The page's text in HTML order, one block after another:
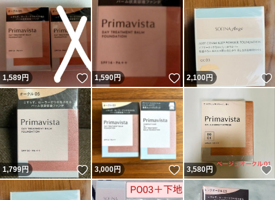
1,589円 いいね！
1,590円 いいね！
2,100円
1,799円 いいね！
3,000円 いいね！
3,580円